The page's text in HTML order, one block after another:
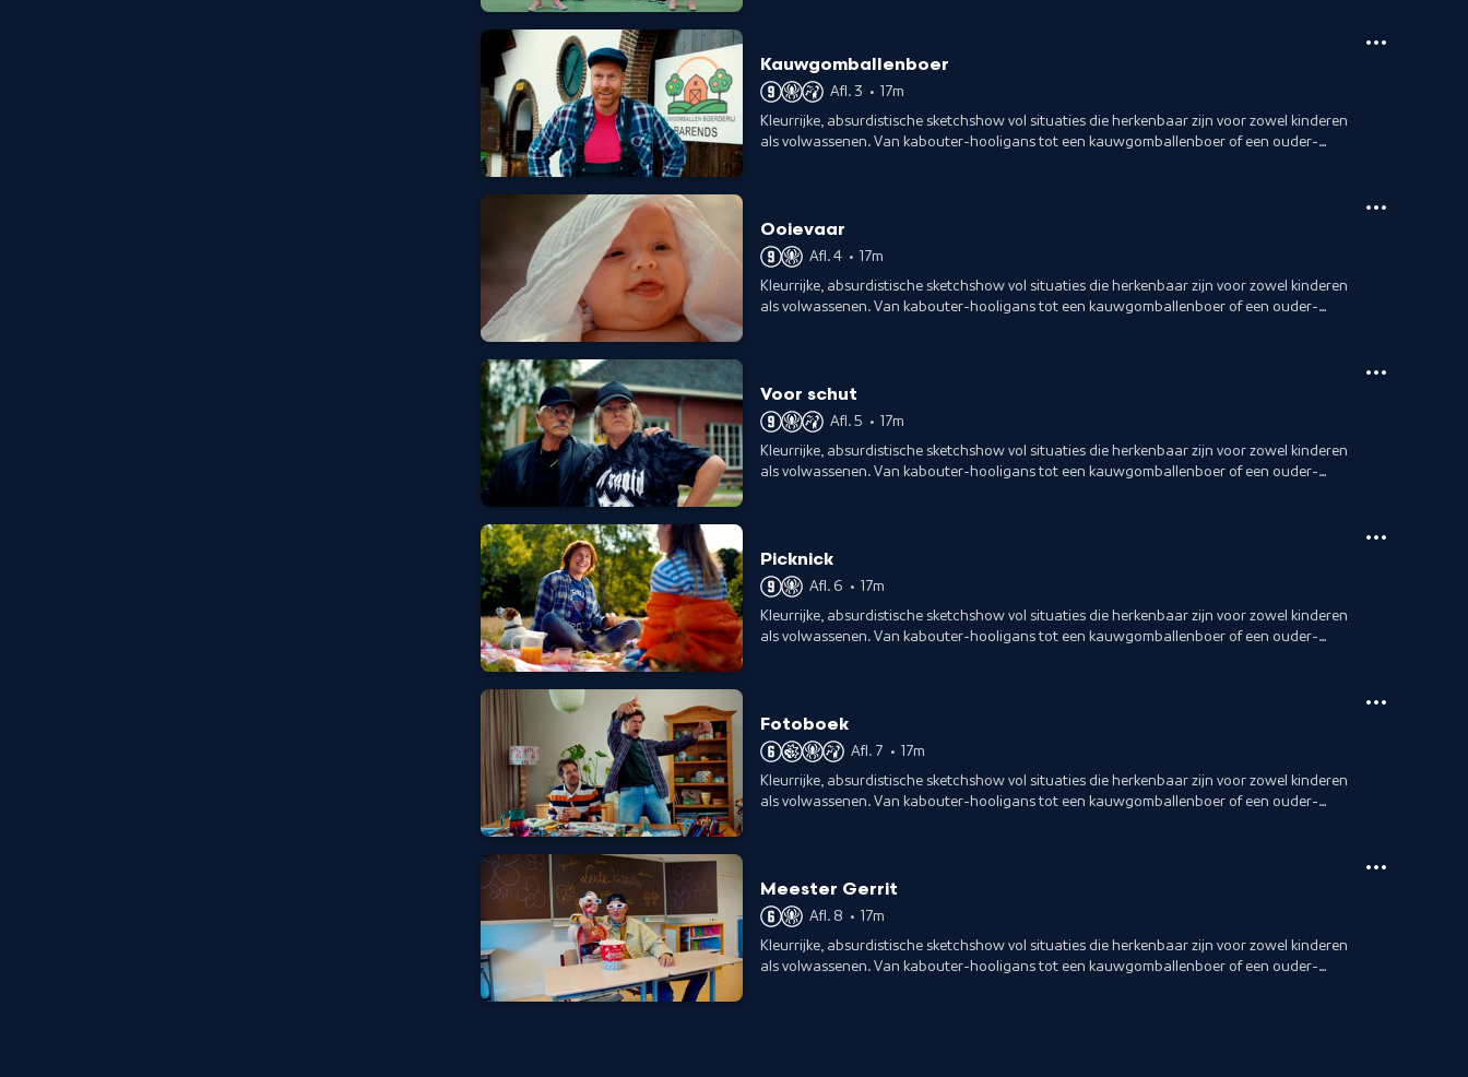
Kauwgomballenboer
Afl. 3 • 17m
Kleurrijke, absurdistische sketchshow vol situaties die herkenbaar zijn voor zowel kinderen
als volwassenen. Van kabouter-hooligans tot een kauwgomballenboer of een ouder-
Ooievaar
Afl. 4 • 17m
Kleurrijke, absurdistische sketchshow vol situaties die herkenbaar zijn voor zowel kinderen
als volwassenen. Van kabouter-hooligans tot een kauwgomballenboer of een ouder-
Voor schut
Afl. 5 • 17m
Kleurrijke, absurdistische sketchshow vol situaties die herkenbaar zijn voor zowel kinderen
als volwassenen. Van kabouter-hooligans tot een kauwgomballenboer of een ouder-
Picknick
Afl. 6 • 17m
Kleurrijke, absurdistische sketchshow vol situaties die herkenbaar zijn voor zowel kinderen
als volwassenen. Van kabouter-hooligans tot een kauwgomballenboer of een ouder-
Fotoboek
Afl. 7 • 17m
Kleurrijke, absurdistische sketchshow vol situaties die herkenbaar zijn voor zowel kinderen
als volwassenen. Van kabouter-hooligans tot een kauwgomballenboer of een ouder-
Meester Gerrit
Afl. 8 • 17m
Kleurrijke, absurdistische sketchshow vol situaties die herkenbaar zijn voor zowel kinderen
als volwassenen. Van kabouter-hooligans tot een kauwgomballenboer of een ouder-